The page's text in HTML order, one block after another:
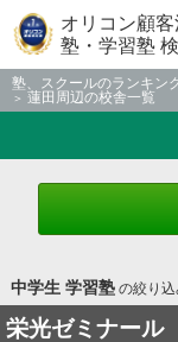
オリコン顧
塾・学習塾
塾、スクールのランキン
蓮田周辺の校舎一覧
中学生 学習塾の絞り込
栄光ゼミナール